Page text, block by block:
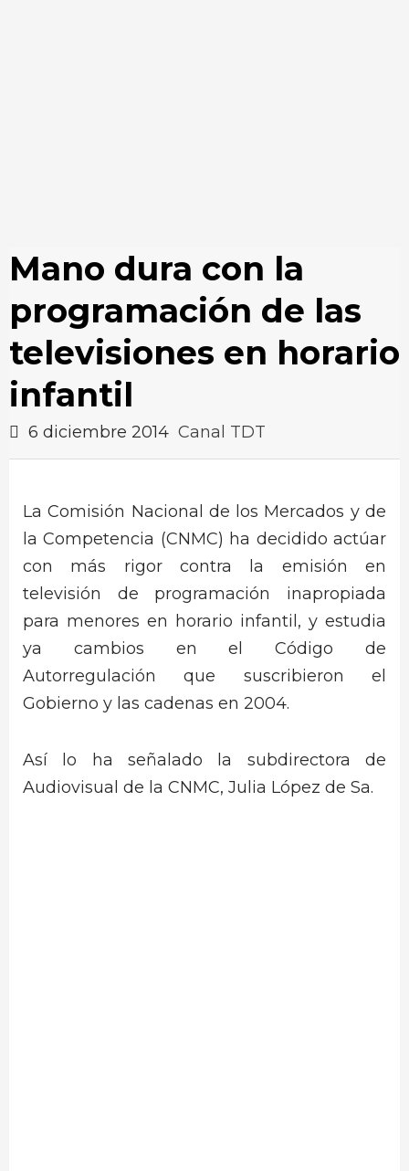
Mano dura con la
programación de las
televisiones en horario
infantil
6 diciembre 2014 Canal TDT
La Comisión Nacional de los Mercados y de
la Competencia (CNMC) ha decidido actúar
con más rigor contra la emisión en
televisión de programación inapropiada
para menores en horario infantil, y estudia
ya cambios en el Código de
Autorregulación que suscribieron el
Gobierno y las cadenas en 2004.
Así lo ha señalado la subdirectora de
Audiovisual de la CNMC, Julia López de Sa.